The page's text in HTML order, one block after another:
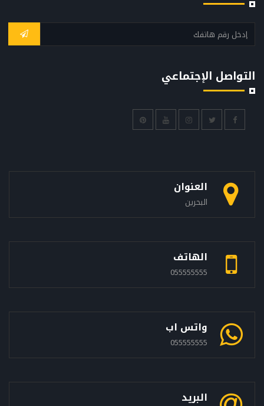
التواصل الإجتماعي
العنوان
البحرين
الهاتف
055555555
واتس اب
055555555
البريد